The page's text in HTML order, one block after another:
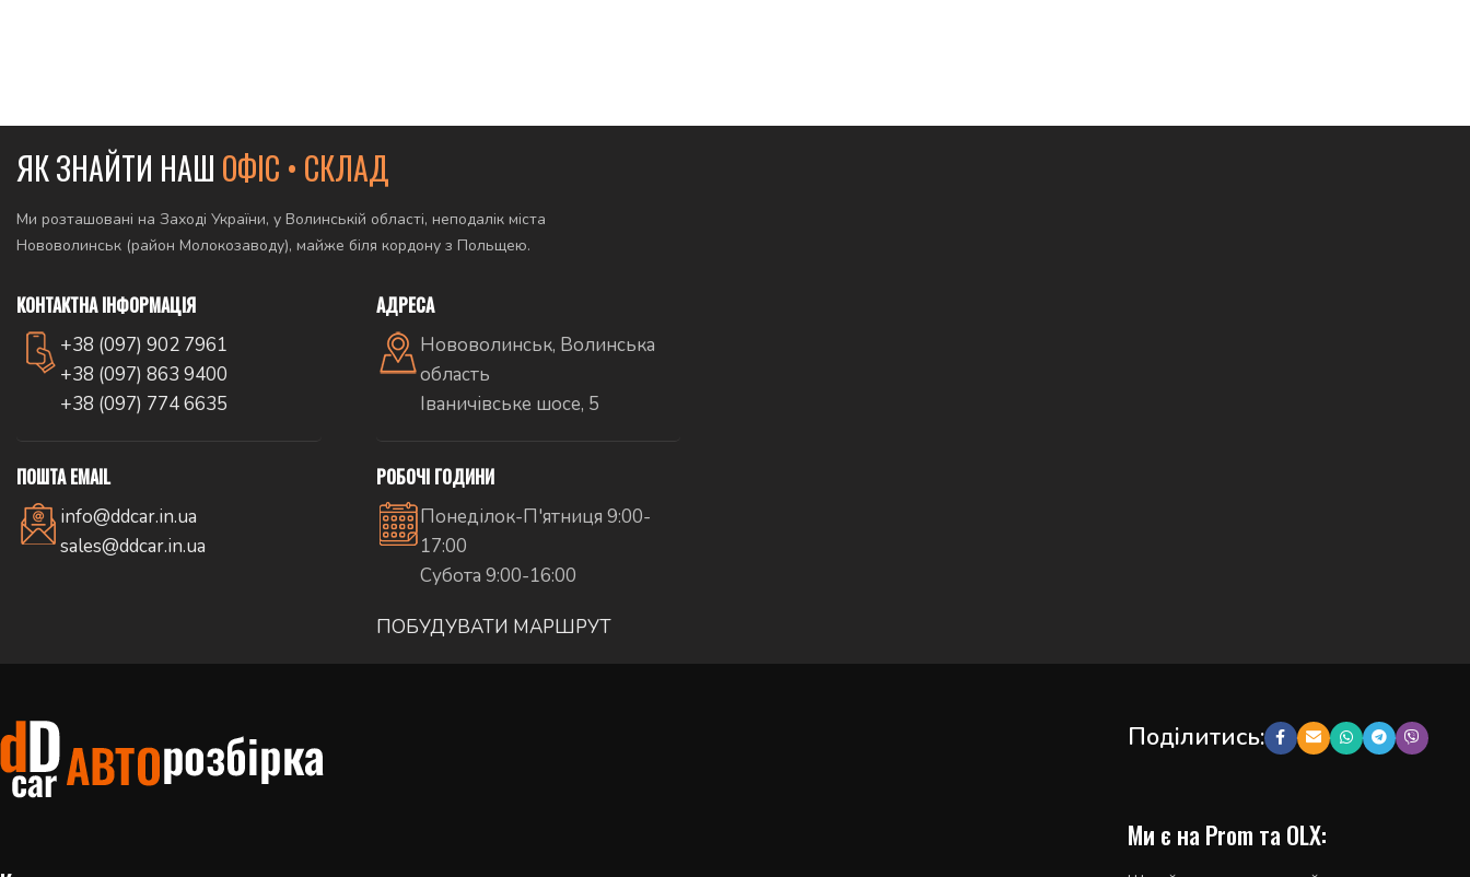
ЯК ЗНАЙТИ НАШ ОФІС • СКЛАД
Ми розташовані на Заході України, у Волинській області, неподалік міста
Нововолинськ (район Молокозаводу), майже біля кордону з Польщею.
КОНТАКТНА ІНФОРМАЦІЯ
+38 (097) 902 7961
+38 (097) 863 9400
+38 (097) 774 6635
ПОШТА EMAIL
info@ddcar.in.ua
sales@ddcar.in.ua
АДРЕСА
Нововолинськ, Волинська
область
Іваничівське шосе, 5
РОБОЧІ ГОДИНИ
Понеділок-П'ятниця 9:00-
17:00
Субота 9:00-16:00
ПОБУДУВАТИ МАРШРУТ
Поділитись:
Ми є на Prom та OLX: